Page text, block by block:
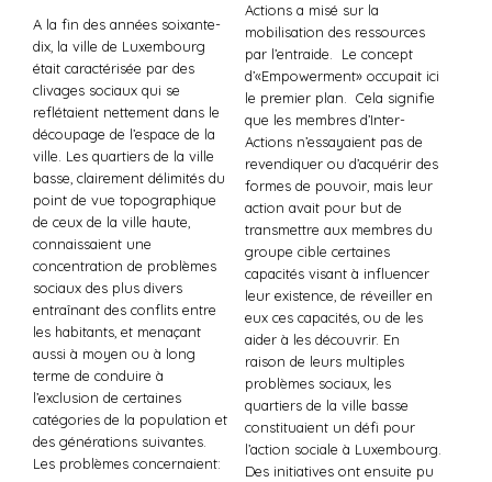
A la fin des années soixante-
dix, la ville de Luxembourg
était caractérisée par des
clivages sociaux qui se
reflétaient nettement dans le
découpage de l’espace de la
ville. Les quartiers de la ville
basse, clairement délimités du
point de vue topographique
de ceux de la ville haute,
connaissaient une
concentration de problèmes
sociaux des plus divers
entraînant des conflits entre
les habitants, et menaçant
aussi à moyen ou à long
terme de conduire à
l’exclusion de certaines
catégories de la population et
des générations suivantes.
Les problèmes concernaient:
Actions a misé sur la
mobilisation des ressources
par l’entraide. Le concept
d’«Empowerment» occupait ici
le premier plan. Cela signifie
que les membres d’Inter-
Actions n’essayaient pas de
revendiquer ou d’acquérir des
formes de pouvoir, mais leur
action avait pour but de
transmettre aux membres du
groupe cible certaines
capacités visant à influencer
leur existence, de réveiller en
eux ces capacités, ou de les
aider à les découvrir. En
raison de leurs multiples
problèmes sociaux, les
quartiers de la ville basse
constituaient un défi pour
l’action sociale à Luxembourg.
Des initiatives ont ensuite pu